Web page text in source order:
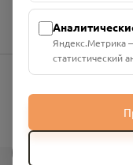
info@pomnim.online
Яндекс.Метрика
статистический